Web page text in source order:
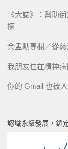
《大誌》：幫助
摘
余孟勳專欄／從
我朋友住在精神
你的 Gmail 也被
認識永續發展，鎖